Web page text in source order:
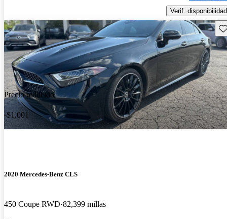
Verif. disponibilidad
Precio reducido
-$1,001
2020 Mercedes-Benz CLS
450 Coupe RWD 82,399 millas